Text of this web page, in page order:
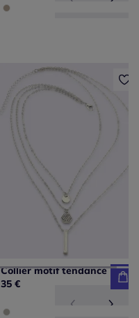
Collier motif tendance
35 €